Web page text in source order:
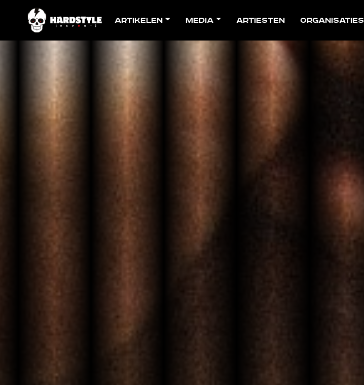
Artikelen Media Artiesten Organisaties